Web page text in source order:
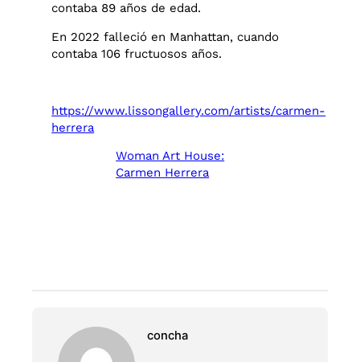
contaba 89 años de edad.
En 2022 falleció en Manhattan, cuando
contaba 106 fructuosos años.
https://www.lissongallery.com/artists/carmen-
herrera
Woman Art House:
Carmen Herrera
concha